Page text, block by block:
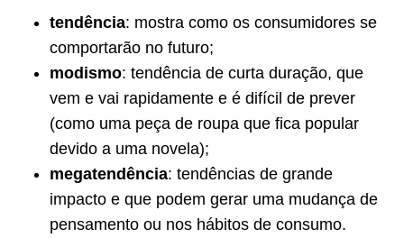
tendência: mostra como os consumidores se
comportarão no futuro;
modismo: tendência de curta duração, que
vem e vai rapidamente e é difícil de prever
(como uma peça de roupa que fica popular
devido a uma novela);
megatendência: tendências de grande
impacto e que podem gerar uma mudança de
pensamento ou nos hábitos de consumo.